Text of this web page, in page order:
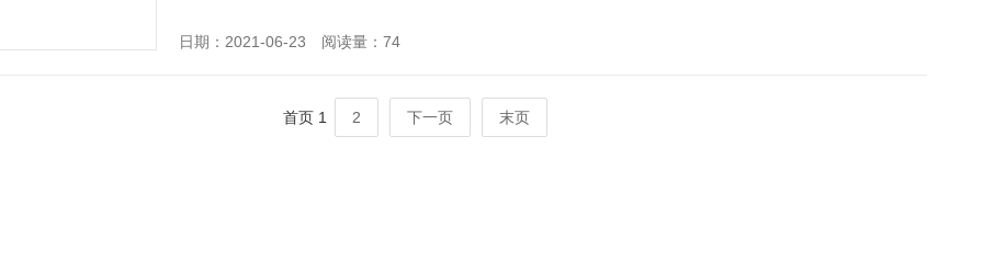
日期：2021-06-23 阅读量：74
首页 1 2 下一页 末页